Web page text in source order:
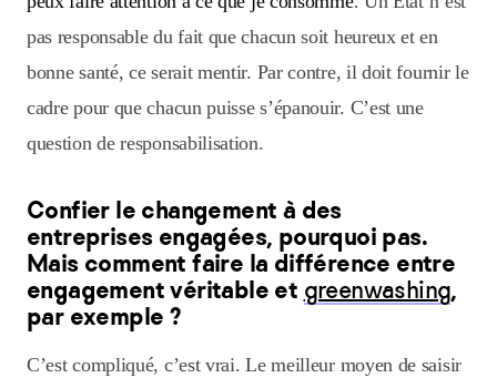
pas responsable du fait que chacun soit heureux et en
bonne santé, ce serait mentir. Par contre, il doit fournir le
cadre pour que chacun puisse s’épanouir. C’est une
question de responsabilisation.
Confier le changement à des
entreprises engagées, pourquoi pas.
Mais comment faire la différence entre
engagement véritable et greenwashing,
par exemple ?
C’est compliqué, c’est vrai. Le meilleur moyen de saisir